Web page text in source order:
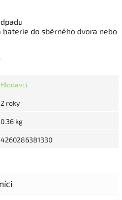
baterie do sběrného dvora nebo
Hlodavci
2 roky
0.36 kg
4260286381330